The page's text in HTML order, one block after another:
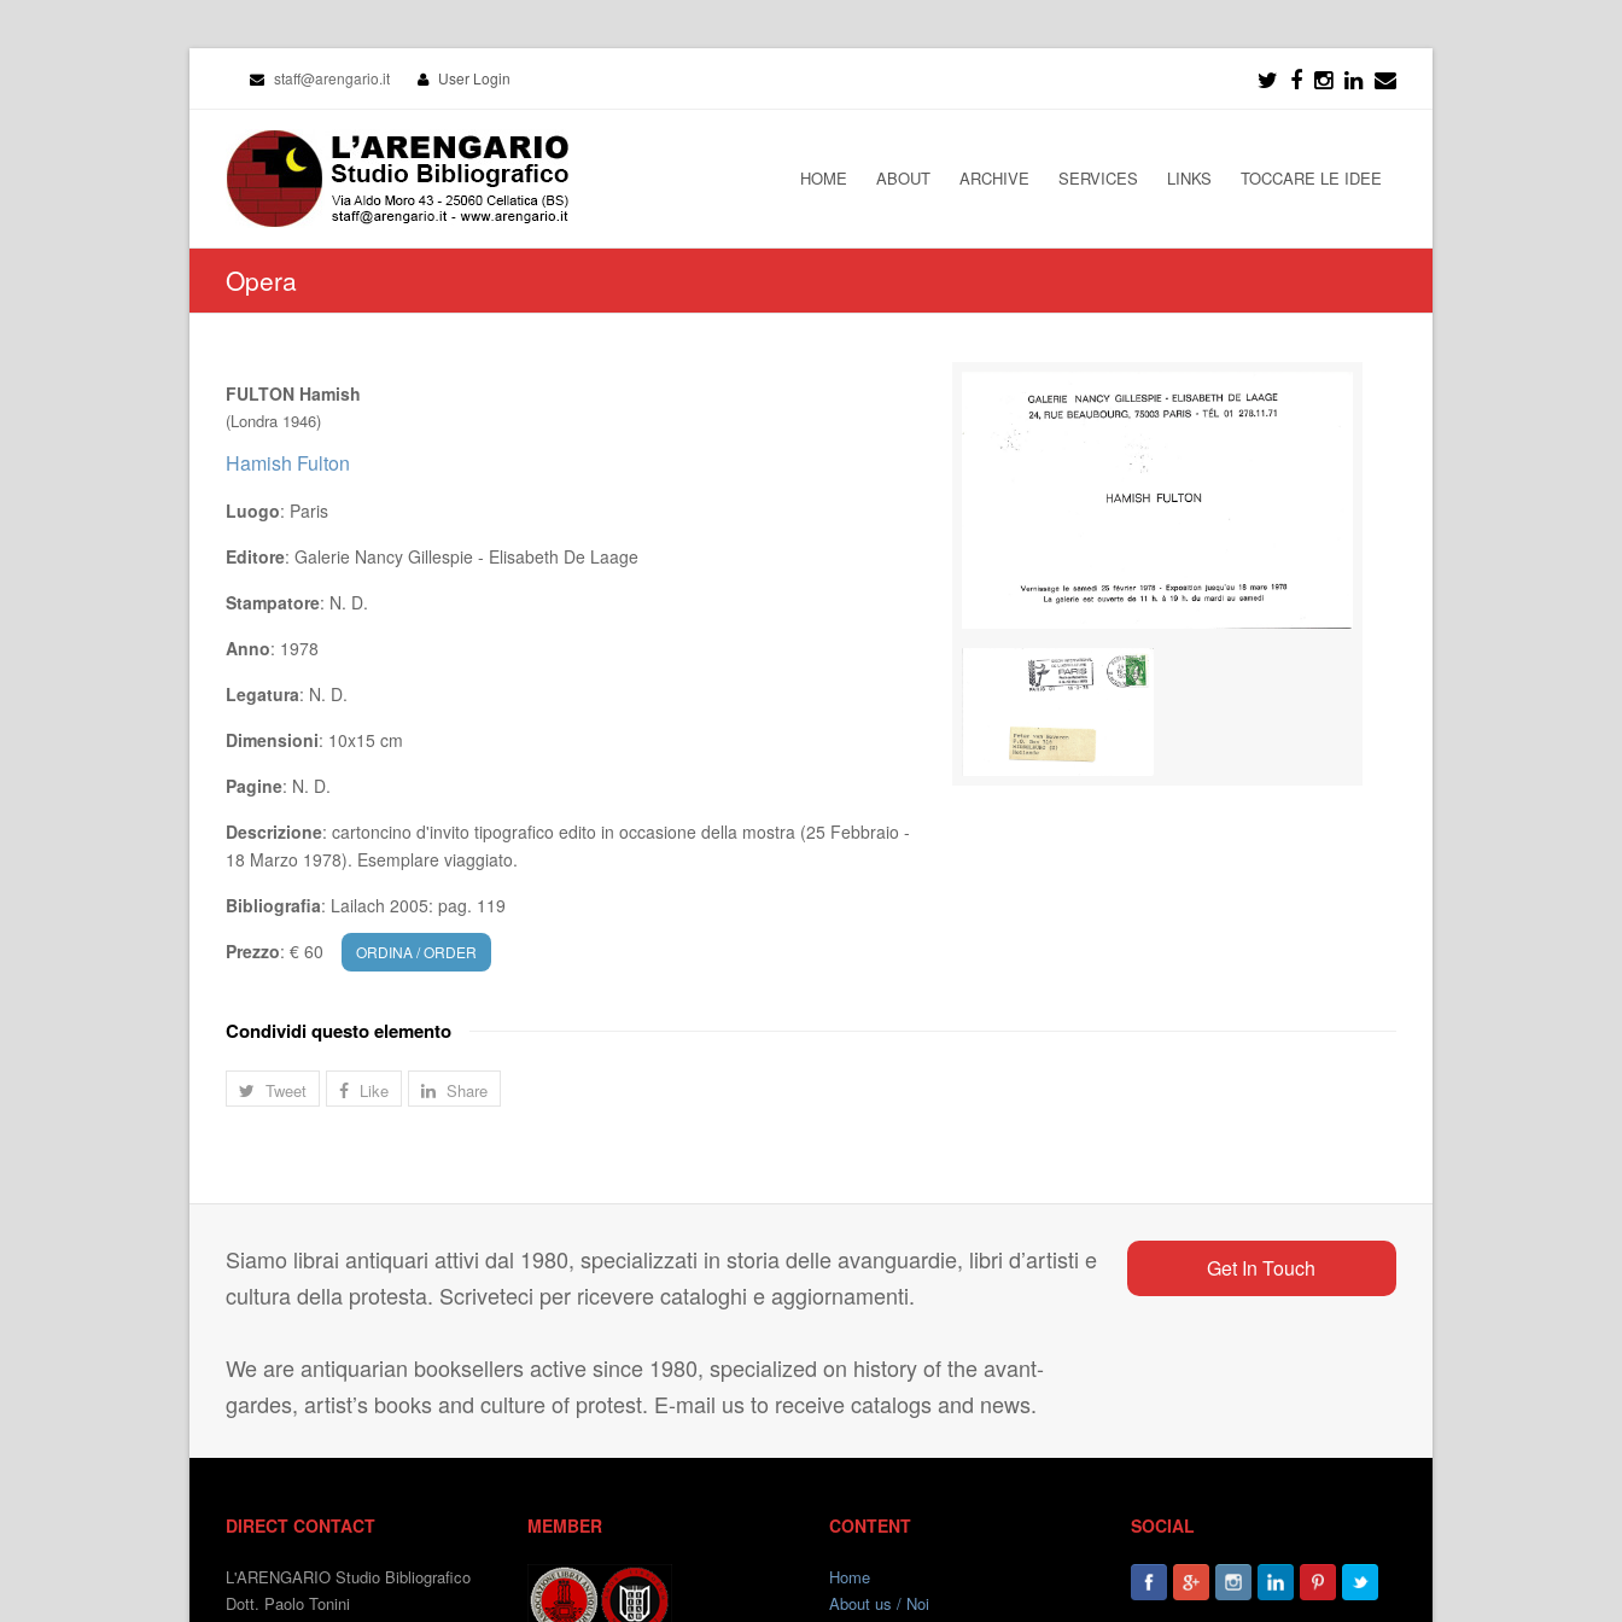
staff@arengario.it User Login
HOME ABOUT ARCHIVE SERVICES LINKS TOCCARE LE IDEE
Opera
FULTON Hamish
(Londra 1946)
Hamish Fulton
Luogo: Paris
Editore: Galerie Nancy Gillespie - Elisabeth De Laage
Stampatore: N. D.
Anno: 1978
Legatura: N. D.
Dimensioni: 10x15 cm
Pagine: N. D.
Descrizione: cartoncino d'invito tipografico edito in occasione della mostra (25 Febbraio -
18 Marzo 1978). Esemplare viaggiato.
Bibliografia: Lailach 2005: pag. 119
Prezzo: € 60 ORDINA / ORDER
Condividi questo elemento
Tweet Like Share
Siamo librai antiquari attivi dal 1980, specializzati in storia delle avanguardie, libri d’artisti e
cultura della protesta. Scriveteci per ricevere cataloghi e aggiornamenti.
We are antiquarian booksellers active since 1980, specialized on history of the avant-
gardes, artist’s books and culture of protest. E-mail us to receive catalogs and news.
Get In Touch
DIRECT CONTACT
L'ARENGARIO Studio Bibliografico
Dott. Paolo Tonini
MEMBER CONTENT
Home
About us / Noi
SOCIAL